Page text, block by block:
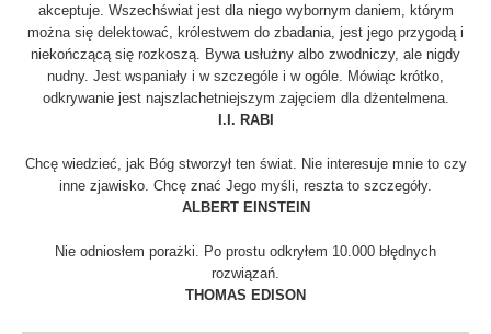
akceptuje. Wszechświat jest dla niego wybornym daniem, którym
można się delektować, królestwem do zbadania, jest jego przygodą i
niekończącą się rozkoszą. Bywa usłużny albo zwodniczy, ale nigdy
nudny. Jest wspaniały i w szczególe i w ogóle. Mówiąc krótko,
odkrywanie jest najszlachetniejszym zajęciem dla dżentelmena.
I.I. RABI
Chcę wiedzieć, jak Bóg stworzył ten świat. Nie interesuje mnie to czy
inne zjawisko. Chcę znać Jego myśli, reszta to szczegóły.
ALBERT EINSTEIN
Nie odniosłem porażki. Po prostu odkryłem 10.000 błędnych
rozwiązań.
THOMAS EDISON